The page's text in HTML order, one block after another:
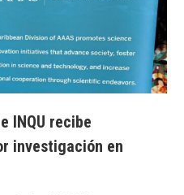
INQU recibe
investigación en